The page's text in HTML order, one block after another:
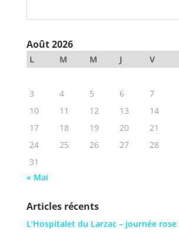
Août 2026
L M M J V
3
4 5 6 7
10
11 12 13 14
17
18 19 20 21
24
25 26 27 28
31
« Mai
Articles récents
L’Hospitalet du Larzac – journée rose